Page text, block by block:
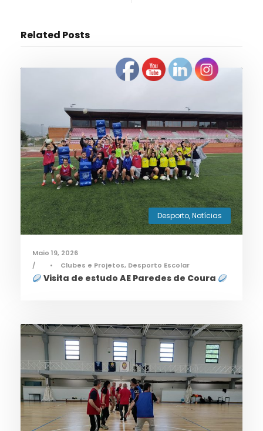
Related Posts
Desporto,Notícias
Maio 19, 2026
•
Clubes e Projetos, Desporto Escolar
Visita de estudo AE Paredes de Coura